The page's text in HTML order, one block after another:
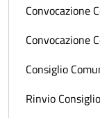
Convocazione
Convocazione
Consiglio
Rinvio